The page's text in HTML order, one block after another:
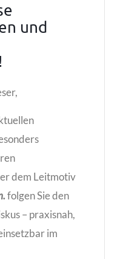
und
dem Leitmotiv
folgen Sie den
– praxisnah,
im